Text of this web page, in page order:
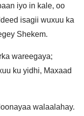
iyo in kale, oo
isagii wuxuu ka
Shekem.
wareegaya;
ku yidhi, Maxaad
walaalahay.